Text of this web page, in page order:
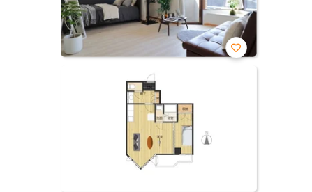
お気